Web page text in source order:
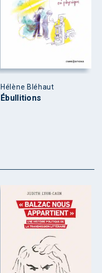
Hélène Bléhaut
Ébullitions